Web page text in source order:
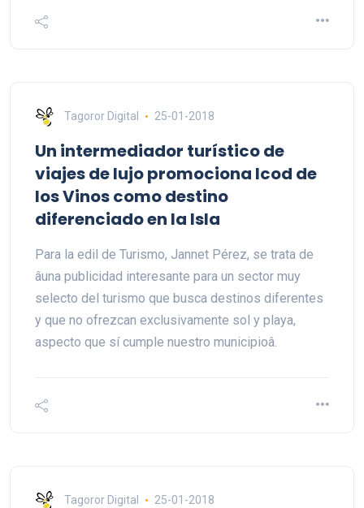
Tagoror Digital 25-01-2018
Un intermediador turístico de
viajes de lujo promociona Icod de
los Vinos como destino
diferenciado en la Isla
Para la edil de Turismo, Jannet Pérez, se trata de
âuna publicidad interesante para un sector muy
selecto del turismo que busca destinos diferentes
y que no ofrezcan exclusivamente sol y playa,
aspecto que sí cumple nuestro municipioâ.
Tagoror Digital 25-01-2018